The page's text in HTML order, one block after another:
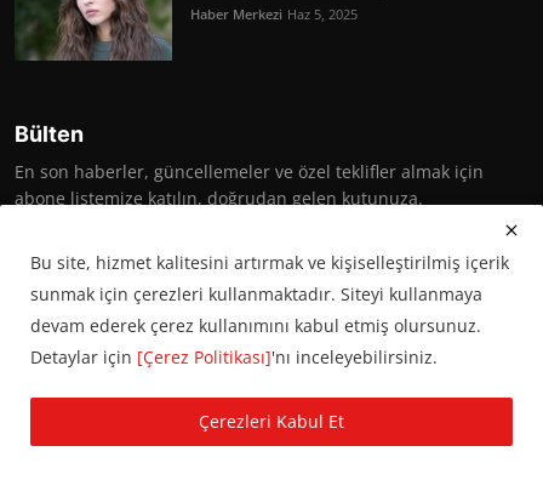
Haber Merkezi Haz 5, 2025
Bülten
En son haberler, güncellemeler ve özel teklifler almak için
abone listemize katılın, doğrudan gelen kutunuza.
Abone Ol
KVKK Aydınlatma Metni
Bu site, hizmet kalitesini artırmak ve kişiselleştirilmiş içerik
sunmak için çerezleri kullanmaktadır. Siteyi kullanmaya
devam ederek çerez kullanımını kabul etmiş olursunuz.
Detaylar için [Çerez Politikası]'nı inceleyebilirsiniz.
Çerezleri Kabul Et